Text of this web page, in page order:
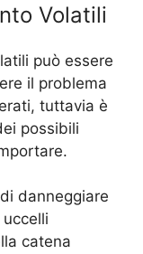
Volatili
può essere
il problema
tuttavia è
possibili
danneggiare
uccelli
catena